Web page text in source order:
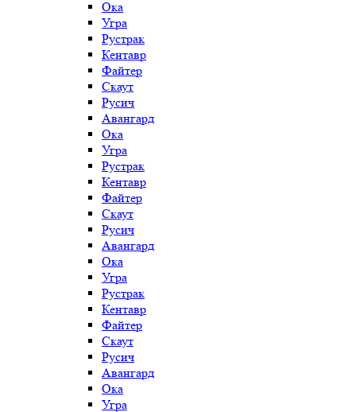
Ока
Угра
Рустрак
Кентавр
Файтер
Скаут
Русич
Авангард
Ока
Угра
Рустрак
Кентавр
Файтер
Скаут
Русич
Авангард
Ока
Угра
Рустрак
Кентавр
Файтер
Скаут
Русич
Авангард
Ока
Угра